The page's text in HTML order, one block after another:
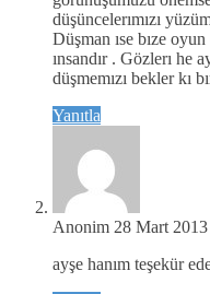
düşüncelerımızı
Düşman ıse bıze
ınsandır . Gözlerı he
düşmemızı bekler kı
Yanıtla
Anonim 28 Mart
ayşe hanım teşekür